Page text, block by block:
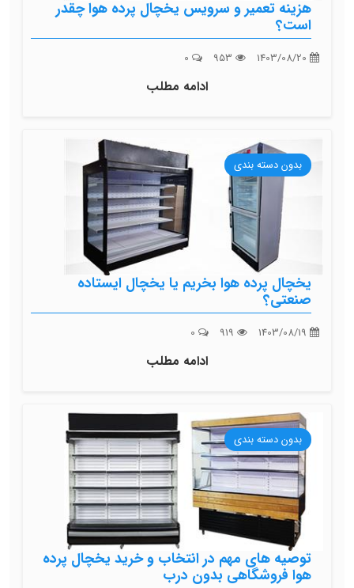
هزینه تعمیر و سرویس یخچال پرده هوا چقدر
است؟
ادامه مطلب
بدون دسته بندی
یخچال پرده هوا بخریم یا یخچال ایستاده
صنعتی؟
ادامه مطلب
بدون دسته بندی
توصیه های مهم در انتخاب و خرید یخچال پرده
هوا فروشگاهی بدون درب